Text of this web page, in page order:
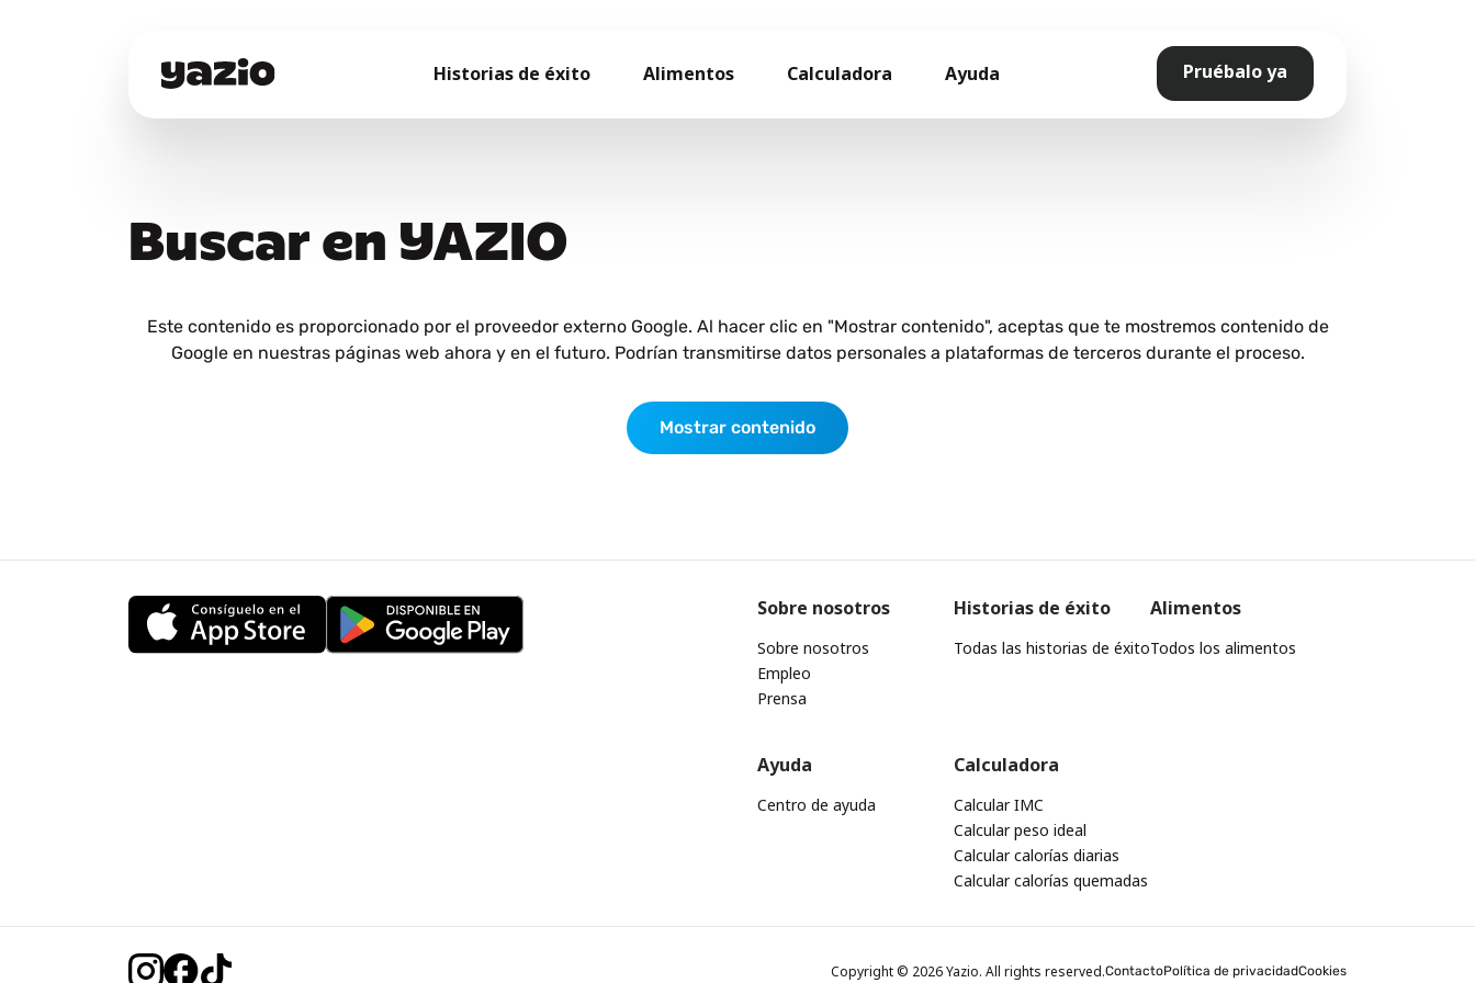
Historias de éxito Alimentos Calculadora Ayuda Pruébalo ya
Buscar en YAZIO
Este contenido es proporcionado por el proveedor externo Google. Al hacer clic en "Mostrar contenido", aceptas que te mostremos contenido de
Google en nuestras páginas web ahora y en el futuro. Podrían transmitirse datos personales a plataformas de terceros durante el proceso.
Mostrar contenido
Sobre nosotros
Sobre nosotros
Empleo
Prensa
Historias de éxito
Todas las historias de éxito
Alimentos
Todos los alimentos
Ayuda
Centro de ayuda
Calculadora
Calcular IMC
Calcular peso ideal
Calcular calorías diarias
Calcular calorías quemadas
Copyright © 2026 Yazio. All rights reserved.ContactoPolítica de privacidadCookies